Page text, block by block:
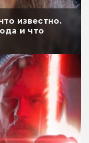
известно.
и что